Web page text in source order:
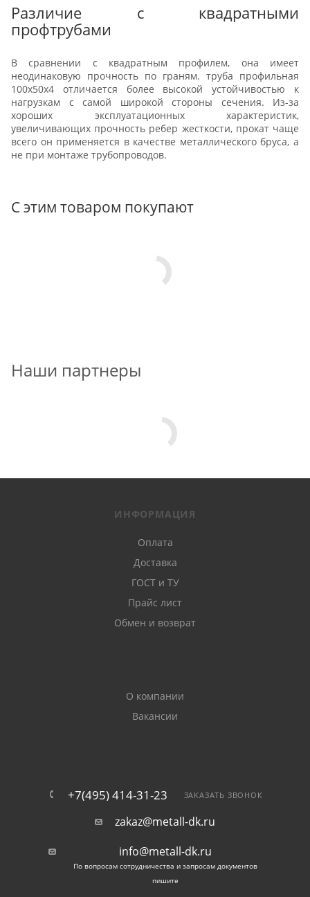
Различие с квадратными
профтрубами
В сравнении с квадратным профилем, она имеет
неодинаковую прочность по граням. труба профильная
100х50х4 отличается более высокой устойчивостью к
нагрузкам с самой широкой стороны сечения. Из-за
хороших эксплуатационных характеристик,
увеличивающих прочность ребер жесткости, прокат чаще
всего он применяется в качестве металлического бруса, а
не при монтаже трубопроводов.
С этим товаром покупают
Наши партнеры
ИНФОРМАЦИЯ
Оплата
Доставка
ГОСТ и ТУ
Прайс лист
Обмен и возврат
О компании
Вакансии
+7(495) 414-31-23 ЗАКАЗАТЬ ЗВОНОК
zakaz@metall-dk.ru
info@metall-dk.ru
По вопросам сотрудничества и запросам документов
пишите